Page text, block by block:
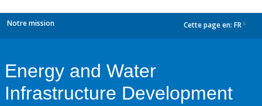
Notre mission Cette page en: FR
Energy and Water
Infrastructure Development